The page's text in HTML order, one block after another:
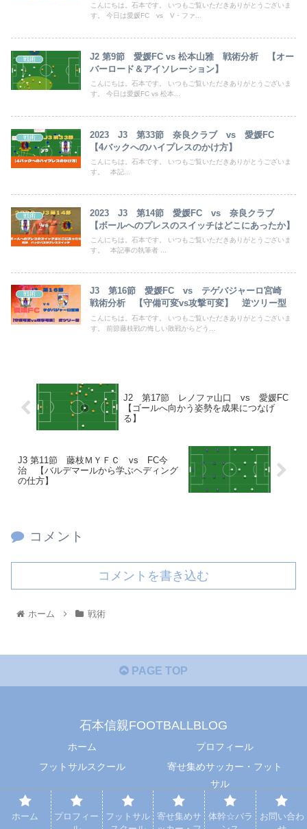
こんにちは。石本です。 いつもご覧いただきありがとうございま
す。 今日は愛媛FC vs V・ファ...
戦術
J2 第9節 愛媛FC vs 松本山雅 戦術分析 【オー
バーロード＆アイソレーション】
こんにちは。石本です。 いつもご覧いただきありがとうございま
す。 今日は愛媛FC vs 松本...
戦術
2023 J3 第33節 奈良クラブ vs 愛媛FC
【4バックへのハイプレスのかけ方】
こんにちは。石本です。 いつもご覧いただきありがとうございま
す。 本記...
戦術
2023 J3 第14節 愛媛FC vs 奈良クラブ
【ボールへのプレスのスイッチはどこにあったか】
こんにちは。石本です。 いつもご覧いただきありがとうございま
す。 本記事の執筆者 ...
戦術
J3 第16節 愛媛FC vs テゲバジャーロ宮崎
戦術分析 【守備可変vs攻撃可変】 逆ツリー型
こんにちは。石本です。 いつもご覧いただきありがとうございま
す。 前節藤枝戦の悔しい敗戦からどう...
J2 第17節 レノファ山口 vs 愛媛FC
【ゴールへ向かう姿勢を成果につなげ
る】
J3 第11節 藤枝ＭＹＦＣ vs FC今
治 【バルデマールから学ぶヘディング
の仕方】
コメント
コメントを書き込む
ホーム 戦術
PAGE TOP
石本信親FOOTBALLBLOG
ホーム
プロフィール
フットサルスクール
寄せ集めサッカー・フット
サル
体幹☆バランス
お問い合わせ
ホーム
プロフィー
フットサル
寄せ集めサ
体幹☆バラ
お問い合わ